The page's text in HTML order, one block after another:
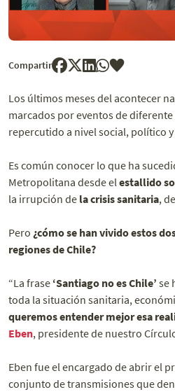
Compartir
Los últimos meses del acontecer
marcados por eventos de
repercutido a nivel social, político
Es común conocer lo que ha
Metropolitana desde elestallido
la irrupción de la crisis sanitaria,
Pero ¿cómo se han vivido estos
regiones de Chile?
“La frase ‘Santiago no es Chile’ se
toda la situación sanitaria,
queremos entender mejor esa
Eben, presidente de nuestro
Eben fue el encargado de abrir el
conjunto de transmisiones que